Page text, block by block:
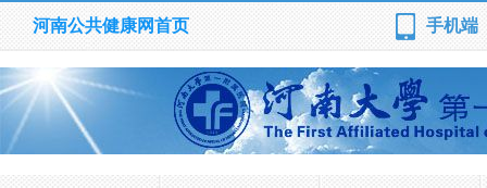
河南公共健康网首页 手机端